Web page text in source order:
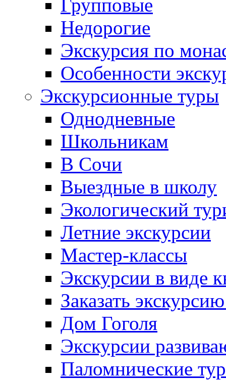
Групповые
Недорогие
Экскурсия по
Особенности
Экскурсионные туры
Однодневные
Школьникам
В Сочи
Выездные в школу
Экологический
Летние экскурсии
Мастер-классы
Экскурсии в виде
Заказать
Дом Гоголя
Экскурсии
Паломнические